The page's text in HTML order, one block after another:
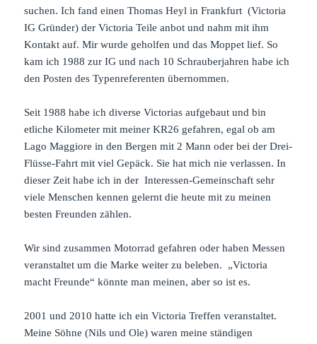
suchen. Ich fand einen Thomas Heyl in Frankfurt (Victoria
IG Gründer) der Victoria Teile anbot und nahm mit ihm
Kontakt auf. Mir wurde geholfen und das Moppet lief. So
kam ich 1988 zur IG und nach 10 Schrauberjahren habe ich
den Posten des Typenreferenten übernommen.
Seit 1988 habe ich diverse Victorias aufgebaut und bin
etliche Kilometer mit meiner KR26 gefahren, egal ob am
Lago Maggiore in den Bergen mit 2 Mann oder bei der Drei-
Flüsse-Fahrt mit viel Gepäck. Sie hat mich nie verlassen. In
dieser Zeit habe ich in der Interessen-Gemeinschaft sehr
viele Menschen kennen gelernt die heute mit zu meinen
besten Freunden zählen.
Wir sind zusammen Motorrad gefahren oder haben Messen
veranstaltet um die Marke weiter zu beleben. „Victoria
macht Freunde“ könnte man meinen, aber so ist es.
2001 und 2010 hatte ich ein Victoria Treffen veranstaltet.
Meine Söhne (Nils und Ole) waren meine ständigen